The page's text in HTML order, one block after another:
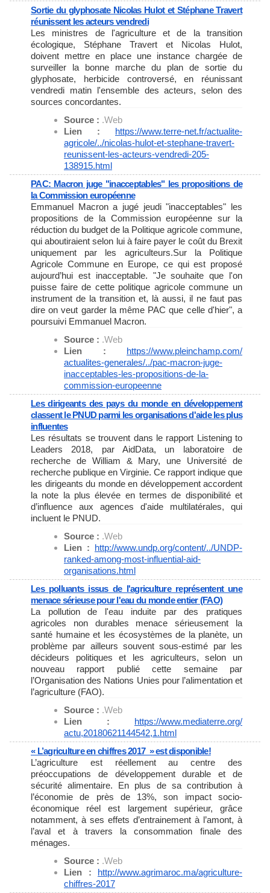
Sortie du glyphosate Nicolas Hulot et Stéphane Travert
réunissent les acteurs vendredi
Les ministres de l'agriculture et de la transition
écologique, Stéphane Travert et Nicolas Hulot,
doivent mettre en place une instance chargée de
surveiller la bonne marche du plan de sortie du
glyphosate, herbicide controversé, en réunissant
vendredi matin l'ensemble des acteurs, selon des
sources concordantes.
Source : .Web
Lien : https://www.terre-net.fr/actualite-
agricole/../nicolas-hulot-et-stephane-travert-
reunissent-les-acteurs-vendredi-205-
138915.html
PAC: Macron juge "inacceptables" les propositions de
la Commission européenne
Emmanuel Macron a jugé jeudi "inacceptables" les
propositions de la Commission européenne sur la
réduction du budget de la Politique agricole commune,
qui aboutiraient selon lui à faire payer le coût du Brexit
uniquement par les agriculteurs.Sur la Politique
Agricole Commune en Europe, ce qui est proposé
aujourd’hui est inacceptable. "Je souhaite que l'on
puisse faire de cette politique agricole commune un
instrument de la transition et, là aussi, il ne faut pas
dire on veut garder la même PAC que celle d'hier", a
poursuivi Emmanuel Macron.
Source : .Web
Lien : https://www.pleinchamp.com/
actualites-generales/../pac-macron-juge-
inacceptables-les-propositions-de-la-
commission-europeenne
Les dirigeants des pays du monde en développement
classent le PNUD parmi les organisations d'aide les plus
influentes
Les résultats se trouvent dans le rapport Listening to
Leaders 2018, par AidData, un laboratoire de
recherche de William & Mary, une Université de
recherche publique en Virginie. Ce rapport indique que
les dirigeants du monde en développement accordent
la note la plus élevée en termes de disponibilité et
d’influence aux agences d'aide multilatérales, qui
incluent le PNUD.
Source : .Web
Lien : http://www.undp.org/content/../UNDP-
ranked-among-most-influential-aid-
organisations.html
Les polluants issus de l'agriculture représentent une
menace sérieuse pour l'eau du monde entier (FAO)
La pollution de l'eau induite par des pratiques
agricoles non durables menace sérieusement la
santé humaine et les écosystèmes de la planète, un
problème par ailleurs souvent sous-estimé par les
décideurs politiques et les agriculteurs, selon un
nouveau rapport publié cette semaine par
l’Organisation des Nations Unies pour l’alimentation et
l’agriculture (FAO).
Source : .Web
Lien : https://www.mediaterre.org/
actu,20180621144542,1.html
« L’agriculture en chiffres 2017 » est disponible!
L’agriculture est réellement au centre des
préoccupations de développement durable et de
sécurité alimentaire. En plus de sa contribution à
l’économie de près de 13%, son impact socio-
économique réel est largement supérieur, grâce
notamment, à ses effets d’entrainement à l’amont, à
l’aval et à travers la consommation finale des
ménages.
Source : .Web
Lien : http://www.agrimaroc.ma/agriculture-
chiffres-2017